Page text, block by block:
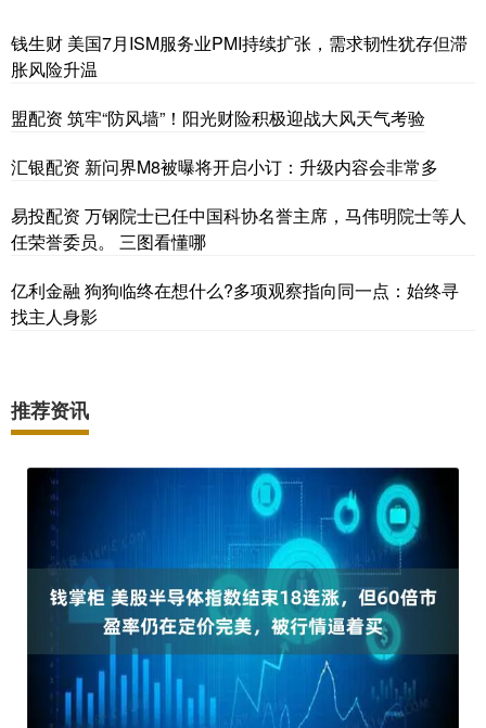
钱生财 美国7月ISM服务业PMI持续扩张，需求韧性犹存但滞
胀风险升温
盟配资 筑牢“防风墙”！阳光财险积极迎战大风天气考验
汇银配资 新问界M8被曝将开启小订：升级内容会非常多
易投配资 万钢院士已任中国科协名誉主席，马伟明院士等人
任荣誉委员。 三图看懂哪
亿利金融 狗狗临终在想什么?多项观察指向同一点：始终寻
找主人身影
推荐资讯